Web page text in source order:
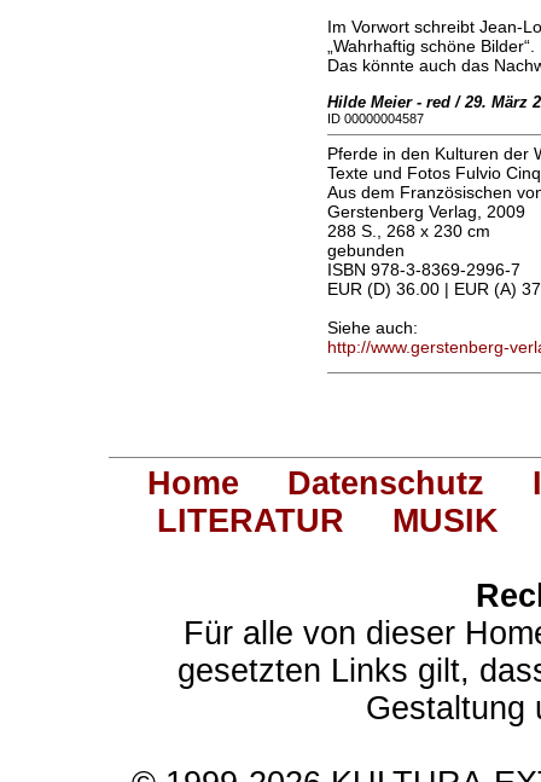
Im Vorwort schreibt Jean-
„Wahrhaftig schöne Bilder“.
Das könnte auch das
Hilde Meier - red / 29. März
ID 00000004587
Pferde in den Kulturen der
Texte und Fotos Fulvio
Aus dem Französischen
Gerstenberg Verlag, 2009
288 S., 268 x 230 cm
gebunden
ISBN 978-3-8369-2996-7
EUR (D) 36.00 | EUR (A)
Siehe auch:
http://www.gerstenberg-
Home Datenschutz
LITERATUR
MUSIK
Für alle von dieser
gesetzten Links gilt,
Gestaltung